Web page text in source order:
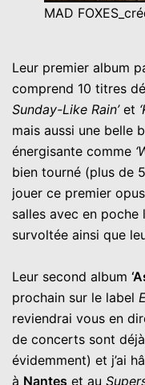
MAD
Leur premier album
comprend 10 titres
Sunday-Like Rain’et
mais aussi une belle
énergisante comme
bien tourné (plus de
jouer ce premier
salles avec en
survoltée ainsi que
Leur second album
prochain sur le label
reviendrai vous en
de concerts sont
évidemment) et j’ai
à Nantes et au